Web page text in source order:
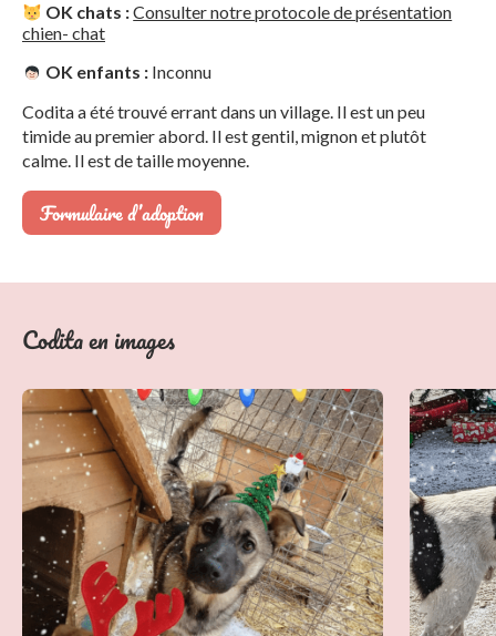
OK chats :Consulter notre protocole de présentation
chien- chat
OK enfants : Inconnu
Codita a été trouvé errant dans un village. Il est un peu
timide au premier abord. Il est gentil, mignon et plutôt
calme. Il est de taille moyenne.
Formulaire d’adoption
Codita en images